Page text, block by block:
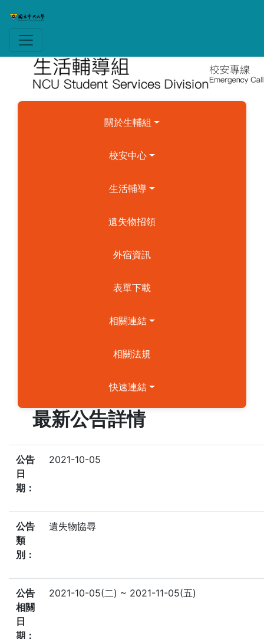
關於生輔組
校安中心
生活輔導
遺失物招領
外宿資訊
表單下載
相關連結
相關法規
快速連結
最新公告詳情
公告
日
期：
2021-10-05
公告
類
別：
遺失物協尋
公告
相關
日
期：
2021-10-05(二) ~ 2021-11-05(五)